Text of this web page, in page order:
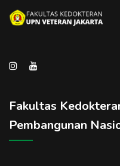
Fakultas
Pembangunan